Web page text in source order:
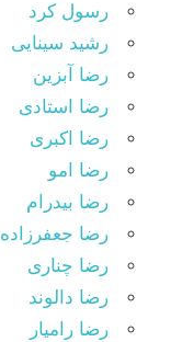
رسول کرد
رشید سینایی
رضا آبزین
رضا استادی
رضا اکبری
رضا امو
رضا بیدرام
رضا جعفرزاده
رضا چناری
رضا دالوند
رضا رامیار